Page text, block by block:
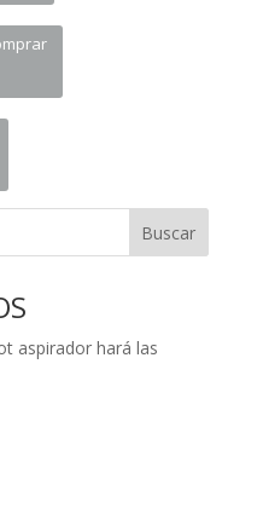
Buscar
aspirador hará las